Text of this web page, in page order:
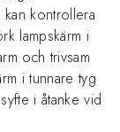
kontrollera
lampskärm i
och trivsam
i tunnare tyg
i åtanke vid